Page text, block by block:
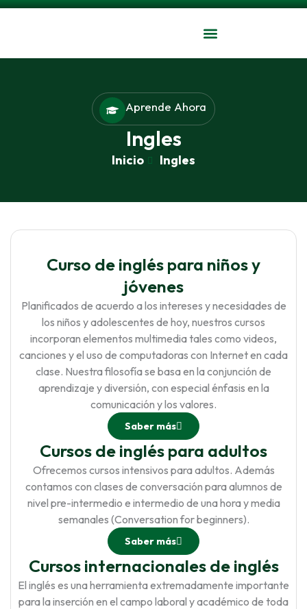
Ir
Aprende Ahora
Ingles
Inicio Ingles
Curso de inglés para niños y
jóvenes
Planificados de acuerdo a los intereses y necesidades de
los niños y adolescentes de hoy, nuestros cursos
incorporan elementos multimedia tales como videos,
canciones y el uso de computadoras con Internet en cada
clase. Nuestra filosofía se basa en la conjunción de
aprendizaje y diversión, con especial énfasis en la
comunicación y los valores.
Saber más
Cursos de inglés para adultos
Ofrecemos cursos intensivos para adultos. Además
contamos con clases de conversación para alumnos de
nivel pre-intermedio e intermedio de una hora y media
semanales (Conversation for beginners).
Saber más
Cursos internacionales de inglés
El inglés es una herramienta extremadamente importante
para la inserción en el campo laboral y académico de toda